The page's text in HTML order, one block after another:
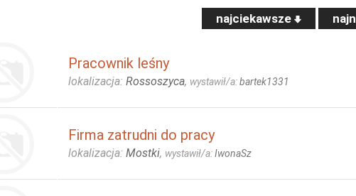
najciekawsze
Pracownik leśny
lokalizacja: Rossoszyca, wystawił/a:bartek1331
Firma zatrudni do pracy
lokalizacja: Mostki, wystawił/a:IwonaSz